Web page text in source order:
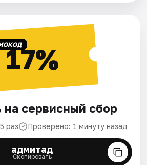
17%
на сервисный сбор
раз Проверено: 1 минуту назад
адмитад
Скопировать